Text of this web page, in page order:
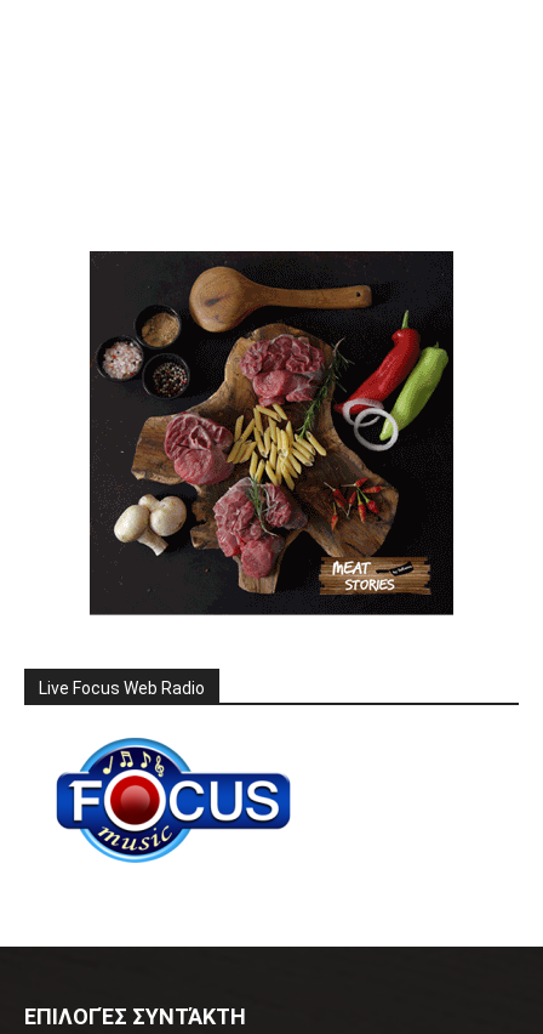
Live Focus Web Radio
ΕΠΙΛΟΓΈΣ ΣΥΝΤΆΚΤΗ